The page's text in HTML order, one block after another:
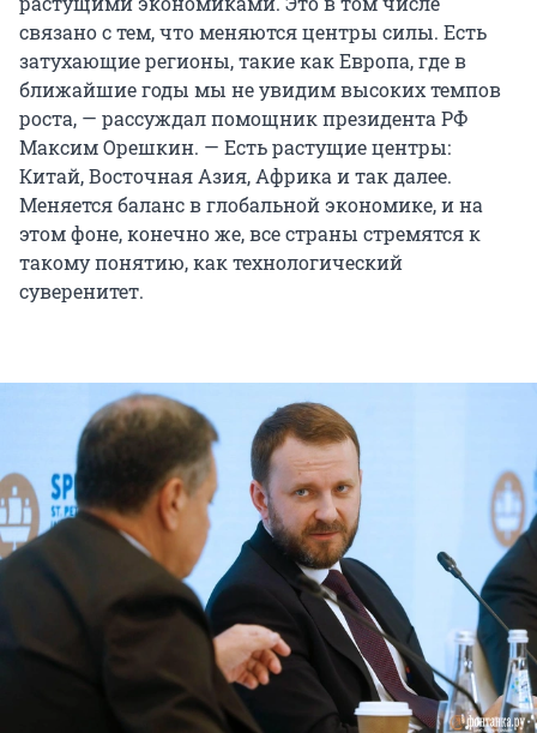
связано с тем, что меняются центры силы. Есть
затухающие регионы, такие как Европа, где в
ближайшие годы мы не увидим высоких темпов
роста, — рассуждал помощник президента РФ
Максим Орешкин. — Есть растущие центры:
Китай, Восточная Азия, Африка и так далее.
Меняется баланс в глобальной экономике, и на
этом фоне, конечно же, все страны стремятся к
такому понятию, как технологический
суверенитет.